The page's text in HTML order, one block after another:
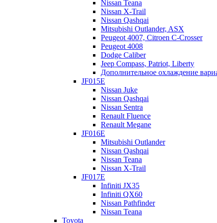
Nissan Teana
Nissan X-Trail
Nissan Qashqai
Mitsubishi Outlander, ASX
Peugeot 4007, Citroen C-Crosser
Peugeot 4008
Dodge Caliber
Jeep Compass, Patriot, Liberty
Дополнительное охлаждение
JF015E
Nissan Juke
Nissan Qashqai
Nissan Sentra
Renault Fluence
Renault Megane
JF016E
Mitsubishi Outlander
Nissan Qashqai
Nissan Teana
Nissan X-Trail
JF017E
Infiniti JX35
Infiniti QX60
Nissan Pathfinder
Nissan Teana
Toyota